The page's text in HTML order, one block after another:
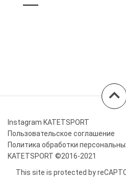
Instagram KATETSPORT
Пользовательское соглашение
Политика обработки
KATETSPORT ©2016-2021
This site is protected by